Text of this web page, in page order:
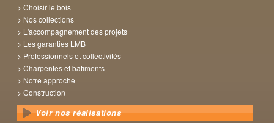
Choisir le bois
Nos collections
L'accompagnement des projets
Les garanties LMB
Professionnels et collectivités
Charpentes et batîments
Notre approche
Construction
Voir nos réalisations